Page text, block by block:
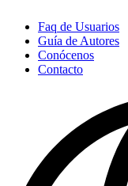
Faq de Usuarios
Guía de Autores
Conócenos
Contacto